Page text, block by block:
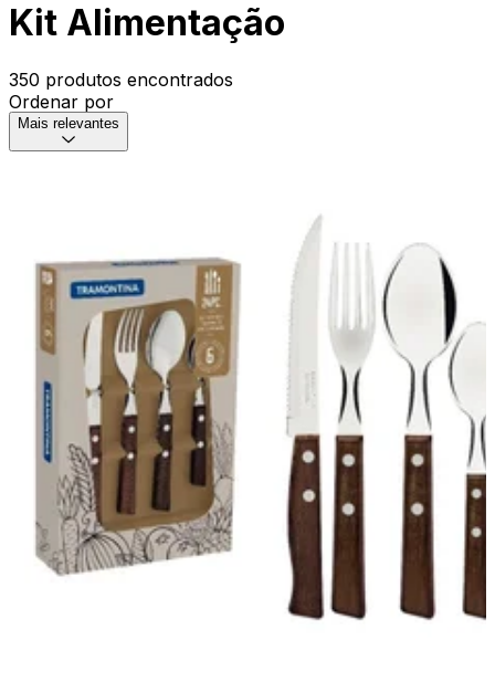
Kit Alimentação
350 produtos encontrados
Ordenar por
Mais relevantes